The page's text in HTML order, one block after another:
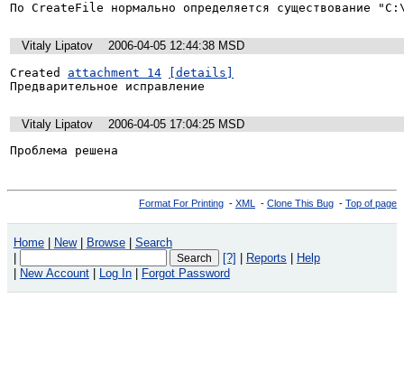
По CreateFile нормально определяется существование
Vitaly Lipatov
2006-04-05 12:44:38 MSD
Created attachment 14
[details]
Предварительное исправление
Vitaly Lipatov
2006-04-05 17:04:25 MSD
Проблема решена
Format For Printing - XML - Clone This Bug - Top of page
Home New Browse
Search
[?] Reports
Help
New Account Log In Forgot Password